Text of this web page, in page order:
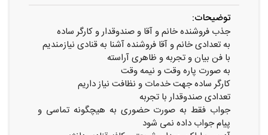
توضیحات:
جذب فروشنده خانم و آقا و صندوقدار و کارگر ساده
به تعدادی خانم و آقا فروشنده آشنا به قنادی نیازمندیم
با فن بیان و تجربه و ظاهری آراسته
به صورت پاره وقت و نیمه وقت
کارگر ساده جهت خدمات و نظافت نیاز داریم
تعدادی صندوقدار با تجربه
جواب فقط به صورت حضوری به هیچگونه تماسی و
پیام جواب داده نمی شود